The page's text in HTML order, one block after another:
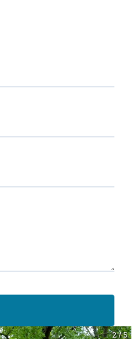
2 / 5